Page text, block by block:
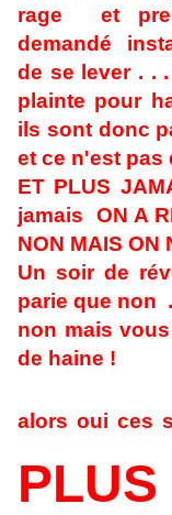
rage et
demandé
de se lever . .
plainte pour
ils sont donc
et ce n'est pas
ET PLUS
jamais ON A
NON MAIS ON
Un soir de
parie que non
non mais
de haine !
alors oui ces